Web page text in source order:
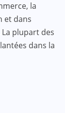
la
et dans
plupart des
dans la